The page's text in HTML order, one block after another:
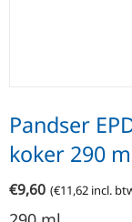
Pandser
koker 290
€9,60 (€11,62 incl.